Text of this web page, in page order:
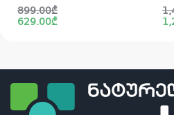
899.00₾
Original
price
was:
629.00₾
Current
price
is: is: